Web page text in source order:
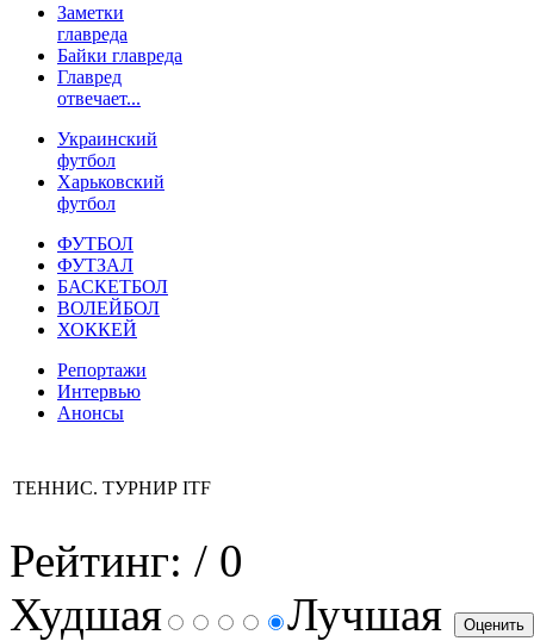
Заметки
главреда
Байки главреда
Главред
отвечает...
Украинский
футбол
Харьковский
футбол
ФУТБОЛ
ФУТЗАЛ
БАСКЕТБОЛ
ВОЛЕЙБОЛ
ХОККЕЙ
Репортажи
Интервью
Анонсы
ТЕННИС. ТУРНИР ITF
Рейтинг: / 0
Худшая
Лучшая